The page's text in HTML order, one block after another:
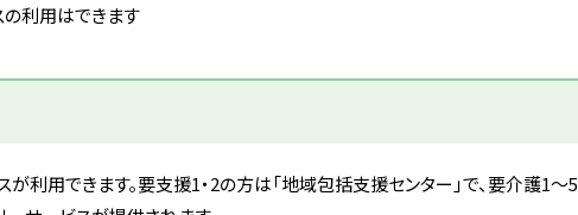
利用はできます
利用できます。要支援1・2の方は「地域包括支援センター」で、要介護1～5